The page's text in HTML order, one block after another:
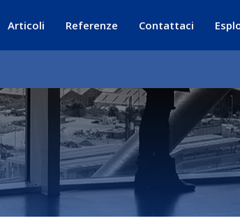
Articoli Referenze Contattaci